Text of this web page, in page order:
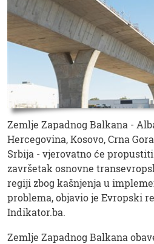
Zemlje Zapadnog Balkana -
Hercegovina, Kosovo, Crna
Srbija - vjerovatno će
završetak osnovne
regiji zbog kašnjenja u
problema, objavio je Evropski
Indikator.ba.
Zemlje Zapadnog Balkana